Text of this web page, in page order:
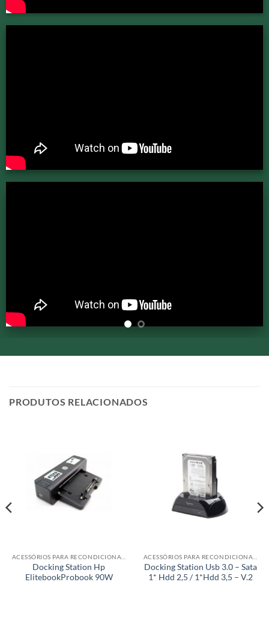
PRODUTOS RELACIONADOS
Docking Station Hp
ElitebookProbook 90W
Docking Station Usb 3.0 – Sata
1* Hdd 2,5 / 1*Hdd 3,5 – V.2